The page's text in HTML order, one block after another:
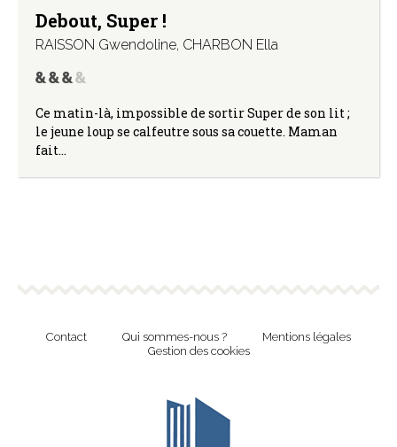
Debout, Super !
RAISSON Gwendoline, CHARBON Ella
Ce matin-là, impossible de sortir Super de son lit ;
le jeune loup se calfeutre sous sa couette. Maman
fait…
Contact Qui sommes-nous ?
Mentions légales
Gestion des cookies